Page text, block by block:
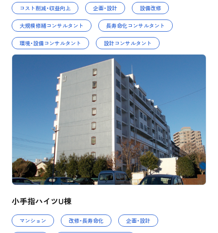
コスト削減・収益向上 企画・設計 設備改修
大規模修繕コンサルタント 長寿命化コンサルタント
環境・設備コンサルタント 設計コンサルタント
マンション 改修・長寿命化 企画・設計
小手指ハイツU棟